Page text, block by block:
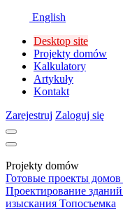
English
Desktop site
Projekty domów
Kalkulatory
Artykuły
Kontakt
Zarejestruj Zaloguj się
Projekty domów
Готовые проекты домов
Проектирование зданий
изыскания Топосъемка